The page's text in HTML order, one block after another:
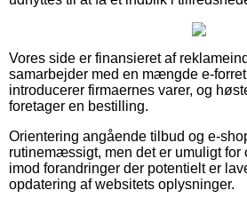
Vores side er finansieret af
samarbejder med en mængde e-
introducerer firmaernes varer, og
foretager en bestilling.
Orientering angående tilbud og e-
rutinemæssigt, men det er umuligt for
imod forandringer der potentielt er
opdatering af websitets oplysninger.